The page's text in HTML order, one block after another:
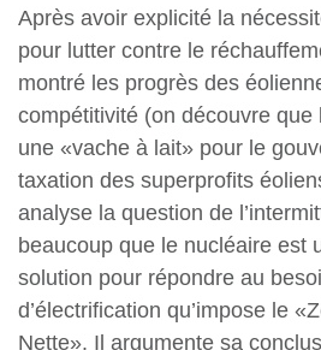
Après avoir explicité la
pour lutter contre le
montré les progrès des
compétitivité (on découvre que
une «vache à lait» pour le
taxation des superprofits
analyse la question de
beaucoup que le nucléaire est
solution pour répondre au
d’électrification qu’impose le
Nette». Il argumente sa